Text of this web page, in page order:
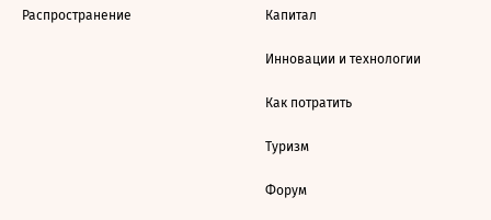
Распространение Капитал
Инновации и технологии
Как потратить
Туризм
Форум